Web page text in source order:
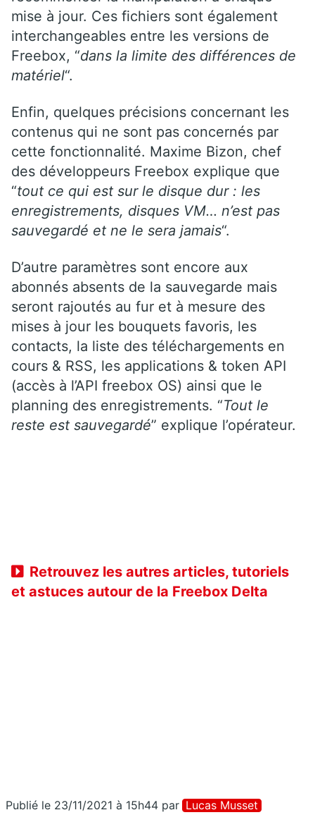
mise à jour. Ces fichiers sont également
interchangeables entre les versions de
Freebox, “dans la limite des différences de
matériel“.
Enfin, quelques précisions concernant les
contenus qui ne sont pas concernés par
cette fonctionnalité. Maxime Bizon, chef
des développeurs Freebox explique que
“tout ce qui est sur le disque dur : les
enregistrements, disques VM… n’est pas
sauvegardé et ne le sera jamais“.
D’autre paramètres sont encore aux
abonnés absents de la sauvegarde mais
seront rajoutés au fur et à mesure des
mises à jour les bouquets favoris, les
contacts, la liste des téléchargements en
cours & RSS, les applications & token API
(accès à l’API freebox OS) ainsi que le
planning des enregistrements. “Tout le
reste est sauvegardé” explique l’opérateur.
Retrouvez les autres articles, tutoriels
et astuces autour de la Freebox Delta
Publié le 23/11/2021 à 15h44 par Lucas Musset